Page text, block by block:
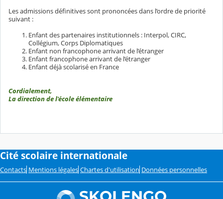
Les admissions définitives sont prononcées dans l’ordre de priorité
suivant :
Enfant des partenaires institutionnels : Interpol, CIRC,
Collégium, Corps Diplomatiques
Enfant non francophone arrivant de l’étranger
Enfant francophone arrivant de l’étranger
Enfant déjà scolarisé en France
Cordialement,
La direction de l'école élémentaire
Cité scolaire internationale
Contacts Mentions légales Chartes d'utilisation Données personnelles